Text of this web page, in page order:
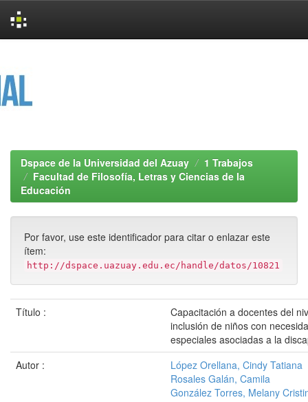
Dspace de la Universidad del Azuay
1 Trabajos
Facultad de Filosofía, Letras y Ciencias de la
Educación
Por favor, use este identificador para citar o enlazar este
ítem:
http://dspace.uazuay.edu.ec/handle/datos/10821
Título :
Capacitación a docentes del
inclusión de niños con
especiales asociadas a la
Autor :
López Orellana, Cindy Tatiana
Rosales Galán, Camila
González Torres, Melany